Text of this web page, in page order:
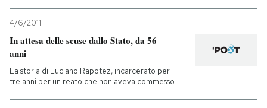
4/6/2011
In attesa delle scuse dallo Stato, da 56
anni
La storia di Luciano Rapotez, incarcerato per
tre anni per un reato che non aveva commesso